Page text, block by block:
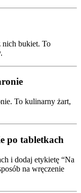
nich bukiet. To
To kulinarny żart,
po tabletkach
i dodaj etykietę “Na
na wręczenie